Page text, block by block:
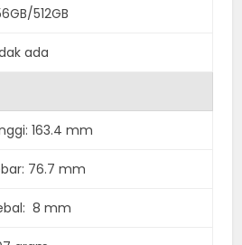
512GB
ada
163.4 mm
76.7 mm
8 mm